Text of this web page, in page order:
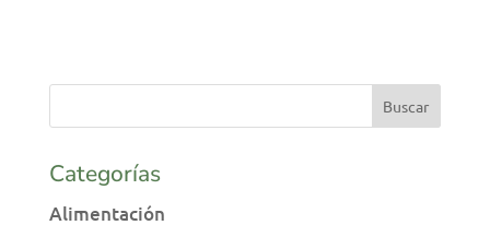
Categorías
Alimentación